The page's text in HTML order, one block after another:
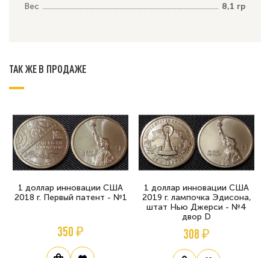
Вес
8,1 гр
ТАК ЖЕ В ПРОДАЖЕ
1 доллар инновации США
2018 г. Первый патент - №1
350 ₽
1 доллар инновации США
2019 г. лампочка Эдисона,
штат Нью Джерси - №4
двор D
308 ₽